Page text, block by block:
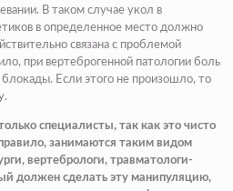
В таком случае укол в
в определенное место должно
связана с проблемой
при вертеброгенной патологии боль
Если этого не произошло, то
специалисты, так как это чисто
занимаются таким видом
вертебрологи, травматологи-
должен сделать эту манипуляцию,